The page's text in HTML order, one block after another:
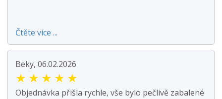
Čtěte více ...
Beky, 06.02.2026
★ ★ ★ ★ ★
Objednávka přišla rychle, vše bylo pečlivě zabalené